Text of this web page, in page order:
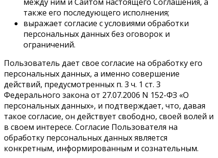
также его последующего исполнения;
выражает согласие с условиями обработки
персональных данных без оговорок и
ограничений.
Пользователь дает свое согласие на обработку его
персональных данных, а именно совершение
действий, предусмотренных п. 3 ч. 1 ст. 3
Федерального закона от 27.07.2006 N 152-ФЗ «О
персональных данных», и подтверждает, что, давая
такое согласие, он действует свободно, своей волей и
в своем интересе. Согласие Пользователя на
обработку персональных данных является
конкретным, информированным и сознательным.